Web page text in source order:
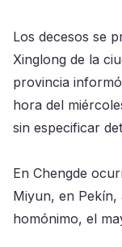
Los decesos se
Xinglong de la
provincia
hora del
sin especificar
En Chengde
Miyun, en Pekín,
homónimo, el